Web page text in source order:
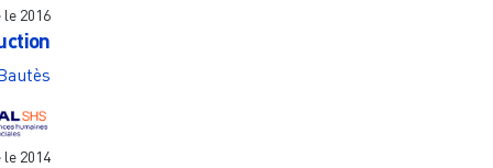
le 2016
le 2014